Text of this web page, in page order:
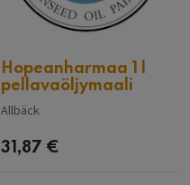
Hopeanharmaa 1 l
pellavaöljymaali
Allbäck
31,87 €